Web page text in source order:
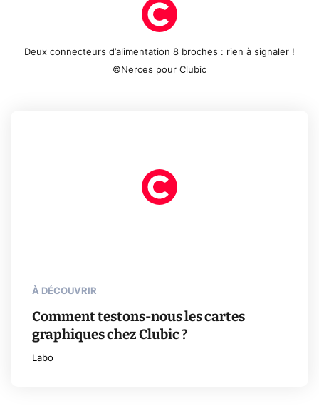
Deux connecteurs d’alimentation 8 broches : rien à signaler !
©Nerces pour Clubic
À DÉCOUVRIR
Comment testons-nous les cartes
graphiques chez Clubic ?
Labo